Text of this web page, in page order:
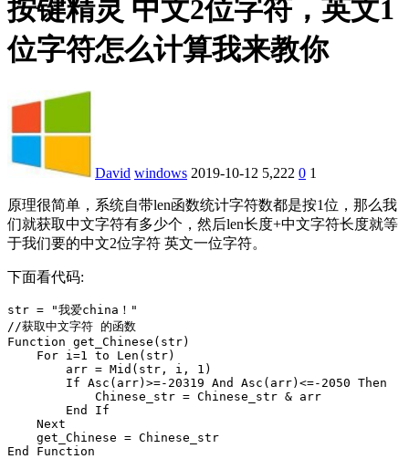
按键精灵 中文2位字符，英文1
位字符怎么计算我来教你
David windows 2019-10-12 5,222 0 1
原理很简单，系统自带len函数统计字符数都是按1位，那么我
们就获取中文字符有多少个，然后len长度+中文字符长度就等
于我们要的中文2位字符 英文一位字符。
下面看代码:
str = "我爱china！"
//获取中文字符 的函数
Function get_Chinese(str)
    For i=1 to Len(str)
        arr = Mid(str, i, 1)
        If Asc(arr)>=-20319 And Asc(arr)<=-2050 Then
            Chinese_str = Chinese_str & arr
        End If
    Next
    get_Chinese = Chinese_str
End Function